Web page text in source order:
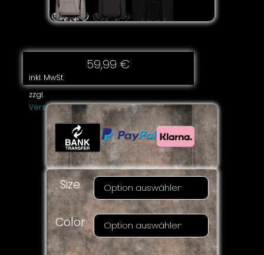
59,99€
inkl. MwSt.
zzgl.
Versandkosten
Size
Color